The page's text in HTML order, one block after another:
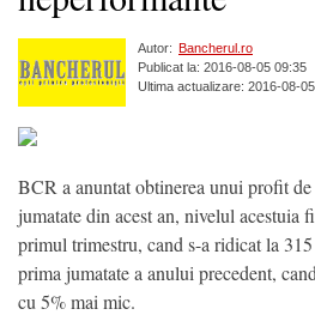
Autor: Bancherul.ro
Publicat la: 2016-08-05 09:35
Ultima actualizare: 2016-08-
BCR a anuntat obtinerea unui profit
jumatate din acest an, nivelul acestuia
primul trimestru, cand s-a ridicat la
prima jumatate a anului precedent,
cu 5% mai mic.